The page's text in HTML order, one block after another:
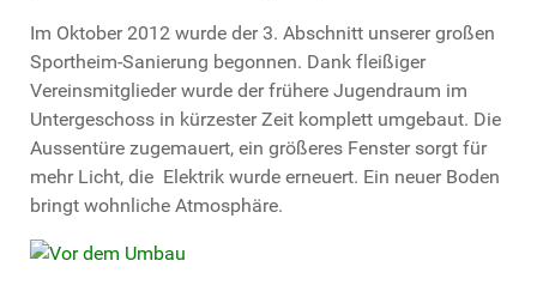
Im Oktober 2012 wurde der 3. Abschnitt unserer großen
Sportheim-Sanierung begonnen. Dank fleißiger
Vereinsmitglieder wurde der frühere Jugendraum im
Untergeschoss in kürzester Zeit komplett umgebaut. Die
Aussentüre zugemauert, ein größeres Fenster sorgt für
mehr Licht, die Elektrik wurde erneuert. Ein neuer Boden
bringt wohnliche Atmosphäre.